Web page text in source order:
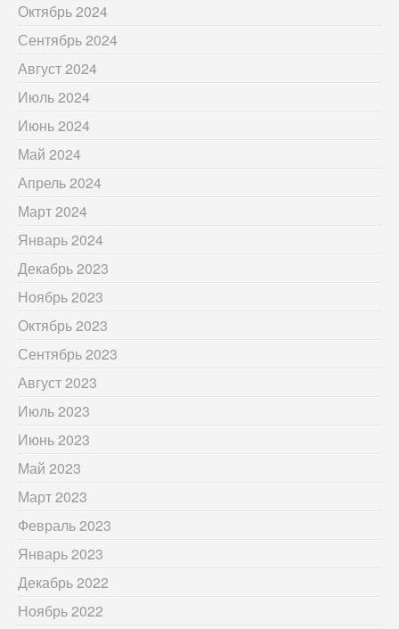
Октябрь 2024
Сентябрь 2024
Август 2024
Июль 2024
Июнь 2024
Май 2024
Апрель 2024
Март 2024
Январь 2024
Декабрь 2023
Ноябрь 2023
Октябрь 2023
Сентябрь 2023
Август 2023
Июль 2023
Июнь 2023
Май 2023
Март 2023
Февраль 2023
Январь 2023
Декабрь 2022
Ноябрь 2022